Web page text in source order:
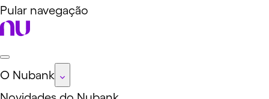
Pular navegação
O Nubank